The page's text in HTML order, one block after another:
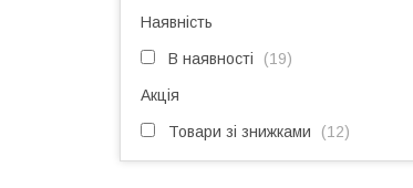
Наявність
В наявності 19
Акція
Товари зі знижками 12